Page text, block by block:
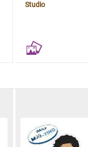
Studio